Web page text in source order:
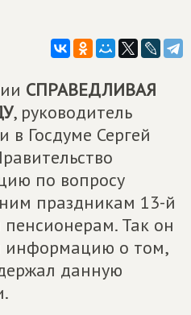
СПРАВЕДЛИВАЯ
, руководитель
Госдуме Сергей
по вопросу
праздникам 13-й
Так он
информацию о том,
данную